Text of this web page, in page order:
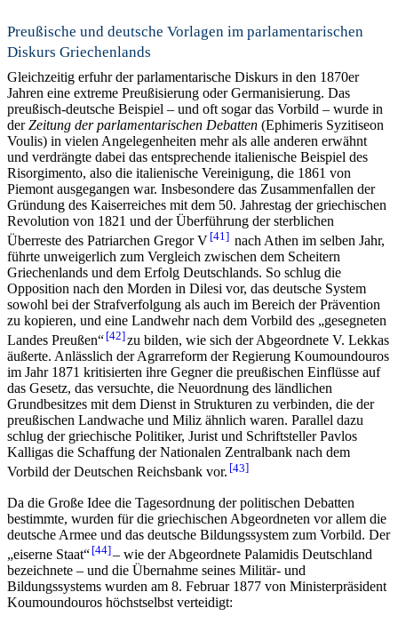
Preußische und deutsche Vorlagen im parlamentarischen
Diskurs Griechenlands
Gleichzeitig erfuhr der parlamentarische Diskurs in den 1870er
Jahren eine extreme Preußisierung oder Germanisierung. Das
preußisch-deutsche Beispiel – und oft sogar das Vorbild – wurde in
derZeitung der parlamentarischen Debatten (Ephimeris Syzitiseon
Voulis) in vielen Angelegenheiten mehr als alle anderen erwähnt
und verdrängte dabei das entsprechende italienische Beispiel des
Risorgimento, also die italienische Vereinigung, die 1861 von
Piemont ausgegangen war. Insbesondere das Zusammenfallen der
Gründung des Kaiserreiches mit dem 50. Jahrestag der griechischen
Revolution von 1821 und der Überführung der sterblichen
Überreste des Patriarchen Gregor V 41
nach Athen im selben Jahr,
führte unweigerlich zum Vergleich zwischen dem Scheitern
Griechenlands und dem Erfolg Deutschlands. So schlug die
Opposition nach den Morden in Dilesi vor, das deutsche System
sowohl bei der Strafverfolgung als auch im Bereich der Prävention
zu kopieren, und eine Landwehr nach dem Vorbild des „gesegneten
Landes Preußen“ 42 zu bilden, wie sich der Abgeordnete V. Lekkas
äußerte. Anlässlich der Agrarreform der Regierung Koumoundouros
im Jahr 1871 kritisierten ihre Gegner die preußischen Einflüsse auf
das Gesetz, das versuchte, die Neuordnung des ländlichen
Grundbesitzes mit dem Dienst in Strukturen zu verbinden, die der
preußischen Landwache und Miliz ähnlich waren. Parallel dazu
schlug der griechische Politiker, Jurist und Schriftsteller Pavlos
Kalligas die Schaffung der Nationalen Zentralbank nach dem
Vorbild der Deutschen Reichsbank vor. 43
Da die Große Idee die Tagesordnung der politischen Debatten
bestimmte, wurden für die griechischen Abgeordneten vor allem die
deutsche Armee und das deutsche Bildungssystem zum Vorbild. Der
„eiserne Staat“ 44 – wie der Abgeordnete Palamidis Deutschland
bezeichnete – und die Übernahme seines Militär- und
Bildungssystems wurden am 8. Februar 1877 von Ministerpräsident
Koumoundouros höchstselbst verteidigt: